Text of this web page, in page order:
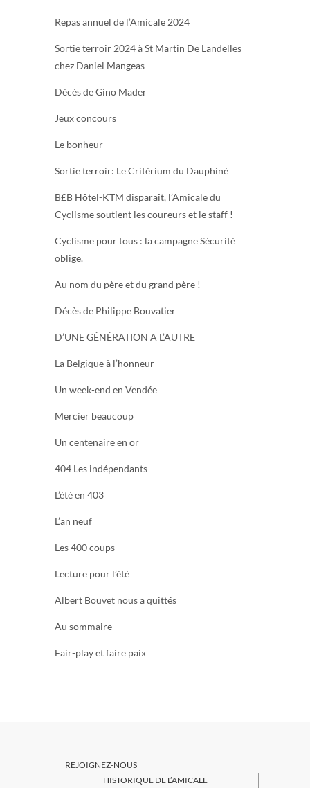
Repas annuel de l’Amicale 2024
Sortie terroir 2024 à St Martin De Landelles
chez Daniel Mangeas
Décès de Gino Mäder
Jeux concours
Le bonheur
Sortie terroir: Le Critérium du Dauphiné
B£B Hôtel-KTM disparaît, l’Amicale du
Cyclisme soutient les coureurs et le staff !
Cyclisme pour tous : la campagne Sécurité
oblige.
Au nom du père et du grand père !
Décès de Philippe Bouvatier
D’UNE GÉNÉRATION A L’AUTRE
La Belgique à l’honneur
Un week-end en Vendée
Mercier beaucoup
Un centenaire en or
404 Les indépendants
L’été en 403
L’an neuf
Les 400 coups
Lecture pour l’été
Albert Bouvet nous a quittés
Au sommaire
Fair-play et faire paix
REJOIGNEZ-NOUS
HISTORIQUE DE L’AMICALE